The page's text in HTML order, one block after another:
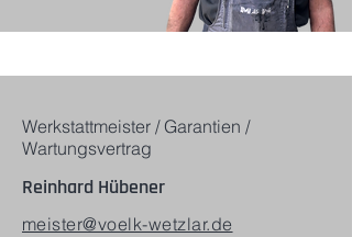
Werkstattmeister / Garantien /
Wartungsvertrag
Reinhard Hübener
meister@voelk-wetzlar.de